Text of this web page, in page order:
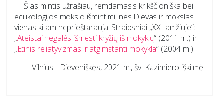
Šias mintis užrašiau, remdamasis krikščioniška bei
edukologijos mokslo išmintimi, nes Dievas ir mokslas
vienas kitam neprieštarauja. Straipsniai „XXI amžiuje“:
„Ateistai negalės išmesti kryžių iš mokyklų“ (2011 m.) ir
„Etinis reliatyvizmas ir atgimstanti mokykla“ (2004 m.).
Vilnius - Dieveniškės, 2021 m., šv. Kazimiero iškilmė.